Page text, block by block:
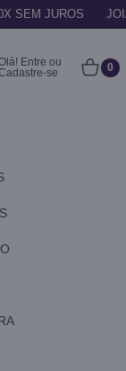
SEM JUROS
Entre ou
se
0